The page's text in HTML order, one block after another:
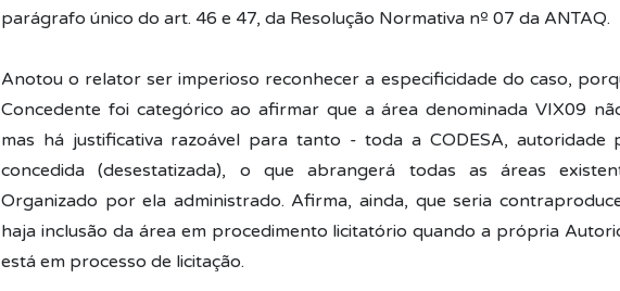
parágrafo único do art. 46 e 47, da Resolução Normativa nº 07 da ANTAQ.
Anotou o relator ser imperioso reconhecer a especificidade do caso,
Concedente foi categórico ao afirmar que a área denominada VIX09
mas há justificativa razoável para tanto - toda a CODESA, autoridade
concedida (desestatizada), o que abrangerá todas as áreas
Organizado por ela administrado. Afirma, ainda, que seria
haja inclusão da área em procedimento licitatório quando a própria
está em processo de licitação.